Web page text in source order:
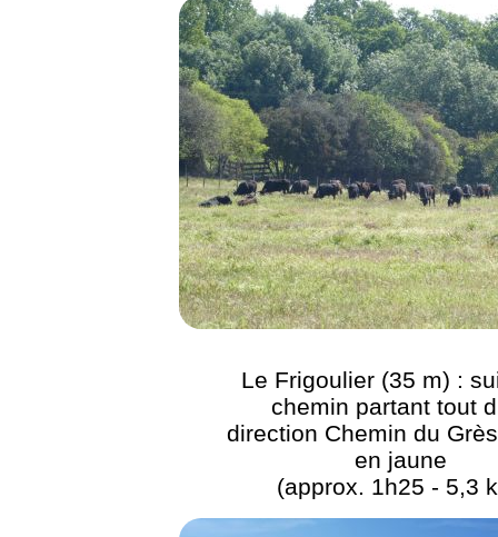
Le Frigoulier (35 m) :
chemin partant tout
direction Chemin du
en jaune
(approx. 1h25 - 5,3